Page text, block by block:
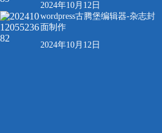
2024年10月12日
wordpress古腾堡编辑器-杂志封
面制作
2024年10月12日